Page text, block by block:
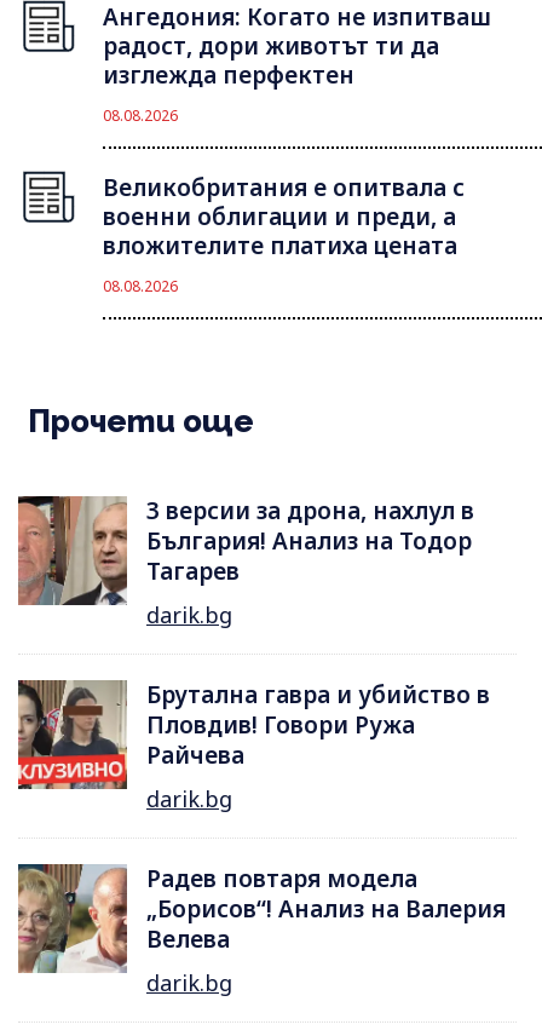
Ангедония: Когато не изпитваш
радост, дори животът ти да
изглежда перфектен
08.08.2026
Великобритания е опитвала с
военни облигации и преди, а
вложителите платиха цената
08.08.2026
Прочети още
3 версии за дрона, нахлул в
България! Анализ на Тодор
Тагарев
darik.bg
Брутална гавра и убийство в
Пловдив! Говори Ружа
Райчева
darik.bg
Радев повтаря модела
„Борисов“! Анализ на Валерия
Велева
darik.bg